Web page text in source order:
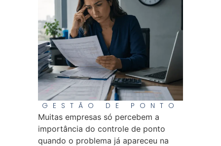
GESTÃO DE PONTO
Muitas empresas só percebem a
importância do controle de ponto
quando o problema já apareceu na